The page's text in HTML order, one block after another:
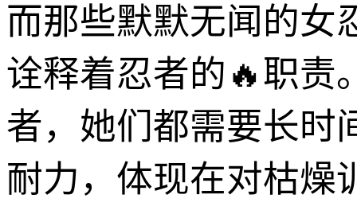
而那些默默无闻的女
诠释着忍者的🔥职责
者，她们都需要长时
耐力，体现在对枯燥